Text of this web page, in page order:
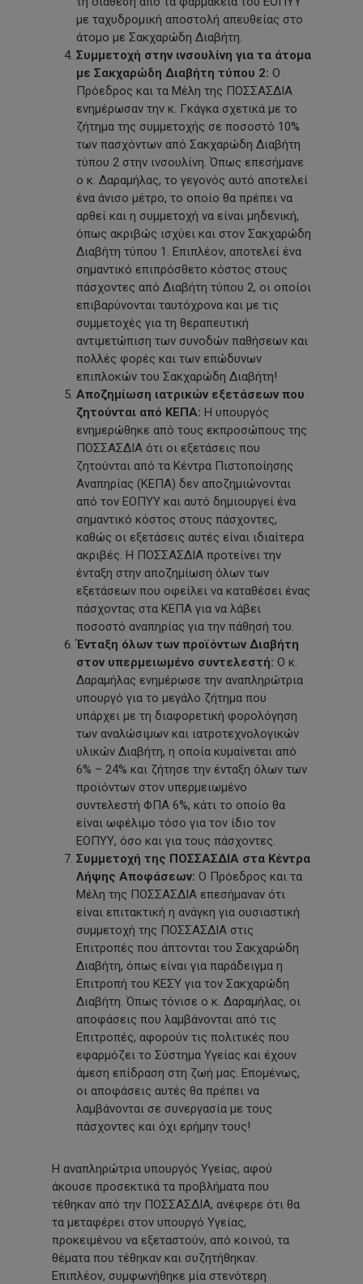
με ταχυδρομική αποστολή απευθείας στο
άτομο με Σακχαρώδη Διαβήτη.
Συμμετοχή στην ινσουλίνη για τα άτομα
με Σακχαρώδη Διαβήτη τύπου 2: Ο
Πρόεδρος και τα Μέλη της ΠΟΣΣΑΣΔΙΑ
ενημέρωσαν την κ. Γκάγκα σχετικά με το
ζήτημα της συμμετοχής σε ποσοστό 10%
των πασχόντων από Σακχαρώδη Διαβήτη
τύπου 2 στην ινσουλίνη. Όπως επεσήμανε
ο κ. Δαραμήλας, το γεγονός αυτό αποτελεί
ένα άνισο μέτρο, το οποίο θα πρέπει να
αρθεί και η συμμετοχή να είναι μηδενική,
όπως ακριβώς ισχύει και στον Σακχαρώδη
Διαβήτη τύπου 1. Επιπλέον, αποτελεί ένα
σημαντικό επιπρόσθετο κόστος στους
πάσχοντες από Διαβήτη τύπου 2, οι οποίοι
επιβαρύνονται ταυτόχρονα και με τις
συμμετοχές για τη θεραπευτική
αντιμετώπιση των συνοδών παθήσεων και
πολλές φορές και των επώδυνων
επιπλοκών του Σακχαρώδη Διαβήτη!
Αποζημίωση ιατρικών εξετάσεων που
ζητούνται από ΚΕΠΑ: Η υπουργός
ενημερώθηκε από τους εκπροσώπους της
ΠΟΣΣΑΣΔΙΑ ότι οι εξετάσεις που
ζητούνται από τα Κέντρα Πιστοποίησης
Αναπηρίας (ΚΕΠΑ) δεν αποζημιώνονται
από τον ΕΟΠΥΥ και αυτό δημιουργεί ένα
σημαντικό κόστος στους πάσχοντες,
καθώς οι εξετάσεις αυτές είναι ιδιαίτερα
ακριβές. Η ΠΟΣΣΑΣΔΙΑ προτείνει την
ένταξη στην αποζημίωση όλων των
εξετάσεων που οφείλει να καταθέσει ένας
πάσχοντας στα ΚΕΠΑ για να λάβει
ποσοστό αναπηρίας για την πάθησή του.
Ένταξη όλων των προϊόντων Διαβήτη
στον υπερμειωμένο συντελεστή: Ο κ.
Δαραμήλας ενημέρωσε την αναπληρώτρια
υπουργό για το μεγάλο ζήτημα που
υπάρχει με τη διαφορετική φορολόγηση
των αναλώσιμων και ιατροτεχνολογικών
υλικών Διαβήτη, η οποία κυμαίνεται από
6% – 24% και ζήτησε την ένταξη όλων των
προϊόντων στον υπερμειωμένο
συντελεστή ΦΠΑ 6%, κάτι το οποίο θα
είναι ωφέλιμο τόσο για τον ίδιο τον
ΕΟΠΥΥ, όσο και για τους πάσχοντες.
Συμμετοχή της ΠΟΣΣΑΣΔΙΑ στα Κέντρα
Λήψης Αποφάσεων: Ο Πρόεδρος και τα
Μέλη της ΠΟΣΣΑΣΔΙΑ επεσήμαναν ότι
είναι επιτακτική η ανάγκη για ουσιαστική
συμμετοχή της ΠΟΣΣΑΣΔΙΑ στις
Επιτροπές που άπτονται του Σακχαρώδη
Διαβήτη, όπως είναι για παράδειγμα η
Επιτροπή του ΚΕΣΥ για τον Σακχαρώδη
Διαβήτη. Όπως τόνισε ο κ. Δαραμήλας, οι
αποφάσεις που λαμβάνονται από τις
Επιτροπές, αφορούν τις πολιτικές που
εφαρμόζει το Σύστημα Υγείας και έχουν
άμεση επίδραση στη ζωή μας. Επομένως,
οι αποφάσεις αυτές θα πρέπει να
λαμβάνονται σε συνεργασία με τους
πάσχοντες και όχι ερήμην τους!
Η αναπληρώτρια υπουργός Υγείας, αφού
άκουσε προσεκτικά τα προβλήματα που
τέθηκαν από την ΠΟΣΣΑΣΔΙΑ, ανέφερε ότι θα
τα μεταφέρει στον υπουργό Υγείας,
προκειμένου να εξεταστούν, από κοινού, τα
θέματα που τέθηκαν και συζητήθηκαν.
Επιπλέον, συμφωνήθηκε μία στενότερη